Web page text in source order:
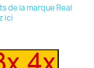
de la marque Real
ici